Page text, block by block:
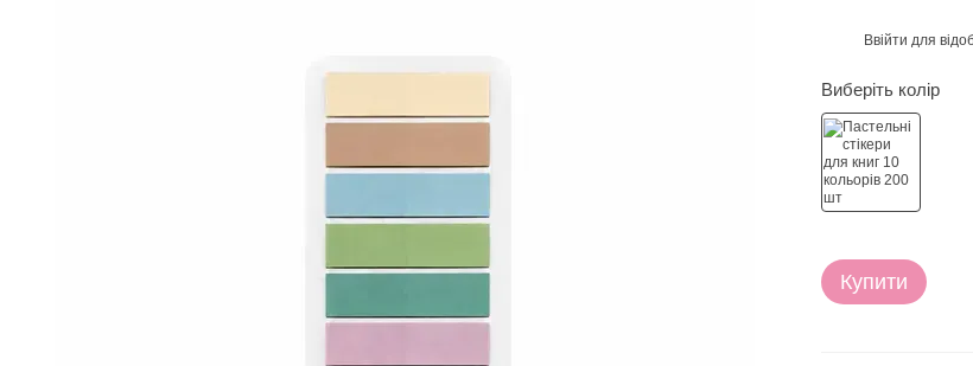
Ввійти для
Виберіть колір
Купити